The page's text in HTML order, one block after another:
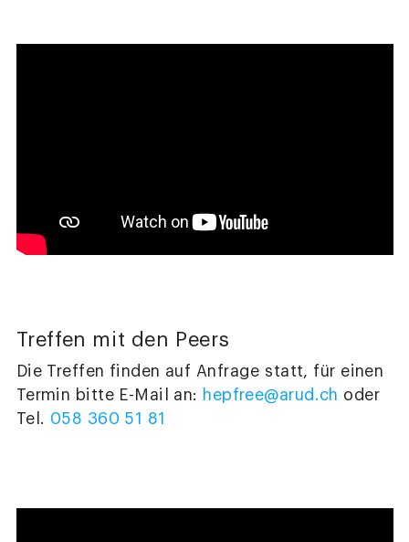
Treffen mit den Peers
Die Treffen finden auf Anfrage statt, für einen
Termin bitte E-Mail an: hepfree@arud.ch oder
Tel. 058 360 51 81